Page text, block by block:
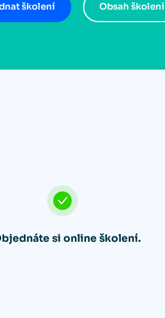
školení Obsah školení
si online školení.